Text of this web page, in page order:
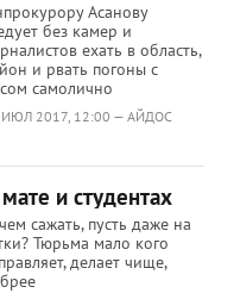
Асанову
без камер и
ехать в область,
и рвать погоны с
самолично
ИЮЛ 2017, 12:00 — АЙДОС
и студентах
сажать, пусть даже на
Тюрьма мало кого
делает чище,